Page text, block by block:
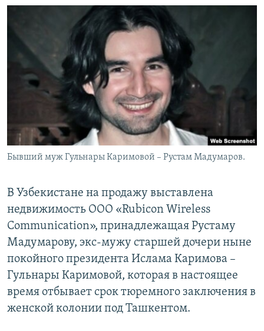
Все сайты РСЕ/РС
Бывший муж Гульнары Каримовой – Рустам Мадумаров.
В Узбекистане на продажу выставлена
недвижимость ООО «Rubicon Wireless
Communication», принадлежащая Рустаму
Мадумарову, экс-мужу старшей дочери ныне
покойного президента Ислама Каримова –
Гульнары Каримовой, которая в настоящее
время отбывает срок тюремного заключения в
женской колонии под Ташкентом.